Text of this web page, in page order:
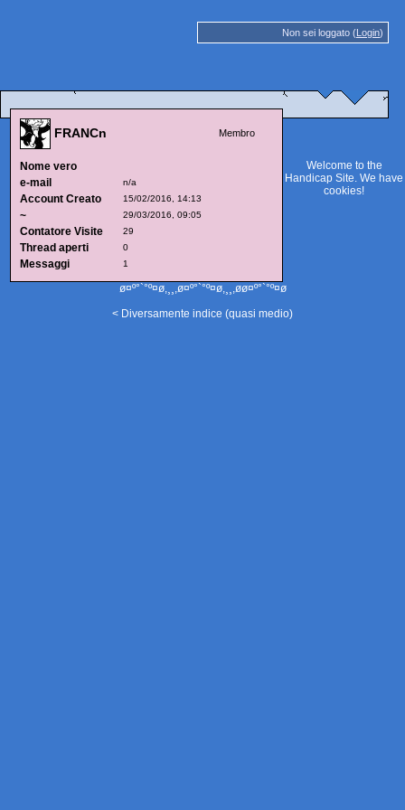
Non sei loggato (Login)
FRANCn Membro
Nome vero
e-mail
n/a
Account Creato 15/02/2016, 14:13
~ 29/03/2016, 09:05
Contatore Visite 29
Thread aperti 0
Messaggi 1
Welcome to the
Handicap Site. We have
cookies!
ø¤º°`°º¤ø,¸¸,ø¤º°`°º¤ø,¸¸,øø¤º°`°º¤ø
< Diversamente indice (quasi medio)